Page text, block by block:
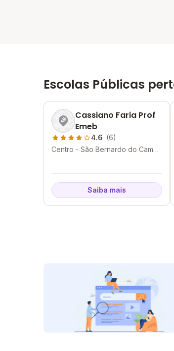
Escolas Públicas
Cassiano Faria Prof
Emeb
4.6 (6)
Centro - São Bernardo do Campo
Saiba mais